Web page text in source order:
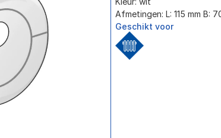
Afmetingen: L: 115 mm B:
Geschikt voor